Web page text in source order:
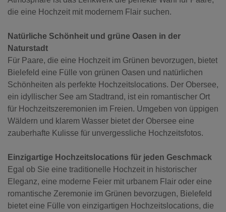
die eine Hochzeit mit modernem Flair suchen.
Natürliche Schönheit und grüne Oasen in der
Naturstadt
Für Paare, die eine Hochzeit im Grünen bevorzugen, bietet
Bielefeld eine Fülle von grünen Oasen und natürlichen
Schönheiten als perfekte Hochzeitslocations. Der Obersee,
ein idyllischer See am Stadtrand, ist ein romantischer Ort
für Hochzeitszeremonien im Freien. Umgeben von üppigen
Wäldern und klarem Wasser bietet der Obersee eine
zauberhafte Kulisse für unvergessliche Hochzeitsfotos.
Einzigartige Hochzeitslocations für jeden Geschmack
Egal ob Sie eine traditionelle Hochzeit in historischer
Eleganz, eine moderne Feier mit urbanem Flair oder eine
romantische Zeremonie im Grünen bevorzugen, Bielefeld
bietet eine Fülle von einzigartigen Hochzeitslocations, die